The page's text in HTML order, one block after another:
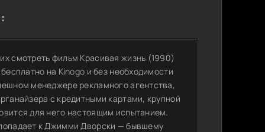
смотреть фильм Красивая жизнь (1990)
на Kinogo и без необходимости
менеджере рекламного агентства,
с кредитными картами, крупной
для него настоящим испытанием.
к Джимми Дворски — бывшему